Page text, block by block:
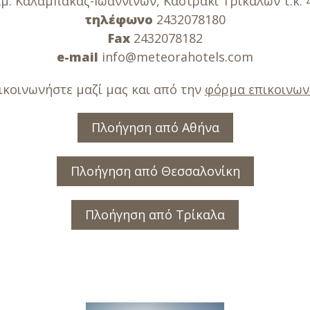
τηλέφωνο 2432078180
Fax2432078182
e-mail info@meteorahotels.com
μαζί μας και από την φόρμα
Πλοήγηση από Αθήνα
Πλοήγηση από Θεσσαλονίκη
Πλοήγηση από Τρίκαλα